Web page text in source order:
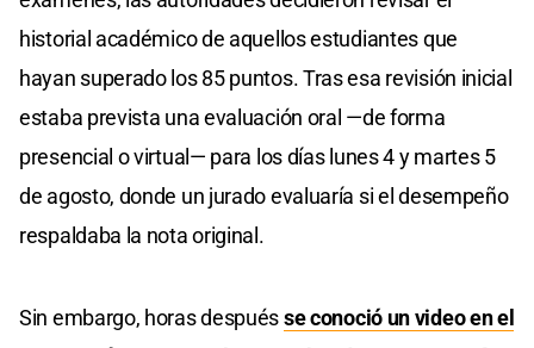
historial académico de aquellos estudiantes que
hayan superado los 85 puntos. Tras esa revisión inicial
estaba prevista una evaluación oral —de forma
presencial o virtual— para los días lunes 4 y martes 5
de agosto, donde un jurado evaluaría si el desempeño
respaldaba la nota original.
Sin embargo, horas despuésse conoció un video en el